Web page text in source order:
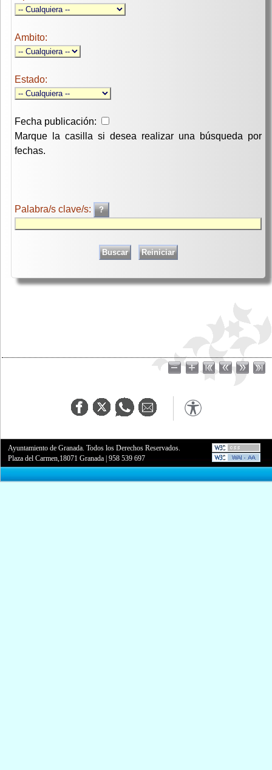
Ambito:
Estado:
Fecha publicación:
Marque la casilla si desea realizar una búsqueda por
fechas.
Palabra/s clave/s:
Ayuntamiento de Granada. Todos los Derechos Reservados.
Plaza del Carmen,18071 Granada |958 539 697